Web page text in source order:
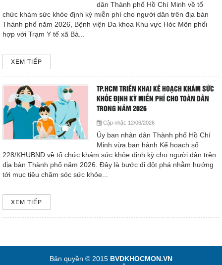
dân Thành phố Hồ Chí Minh về tổ
chức khám sức khỏe định kỳ miễn phí cho người dân trên địa bàn
Thành phố năm 2026, Bệnh viện Đa khoa Khu vực Hóc Môn phối
hợp với Trạm Y tế xã Bà...
XEM TIẾP
TP.HCM TRIỂN KHAI KẾ HOẠCH KHÁM SỨC
KHỎE ĐỊNH KỲ MIỄN PHÍ CHO TOÀN DÂN
TRONG NĂM 2026
Cập nhật: 12/06/2026
Ủy ban nhân dân Thành phố Hồ Chí
Minh vừa ban hành Kế hoạch số
228/KHUBND về tổ chức khám sức khỏe định kỳ cho người dân trên
địa bàn Thành phố năm 2026. Đây là bước đi đột phá nhằm hướng
tới mục tiêu chăm sóc sức khỏe...
XEM TIẾP
Bản quyền © 2015 BVDKHOCMON.VN